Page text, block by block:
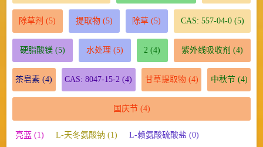
除草剂 (5) 提取物(5) 除草 (5) CAS: 557-04-0(5)
硬脂酸镁(5) 水处理 (5) 2 (4) 紫外线吸收剂 (4)
茶皂素 (4) CAS: 8047-15-2 (4) 甘草提取物(4) 中秋节(4)
国庆节(4)
亮蓝 (1) L-天冬氨酸钠 (1) L-赖氨酸硫酸盐 (0)